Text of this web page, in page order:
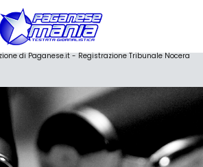
di Paganese.it - Registrazione Tribunale Nocera